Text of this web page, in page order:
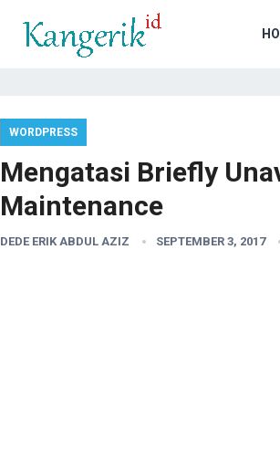
WORDPRESS
Mengatasi Briefly
Maintenance
DEDE ERIK ABDUL AZIZ SEPTEMBER 3, 2017